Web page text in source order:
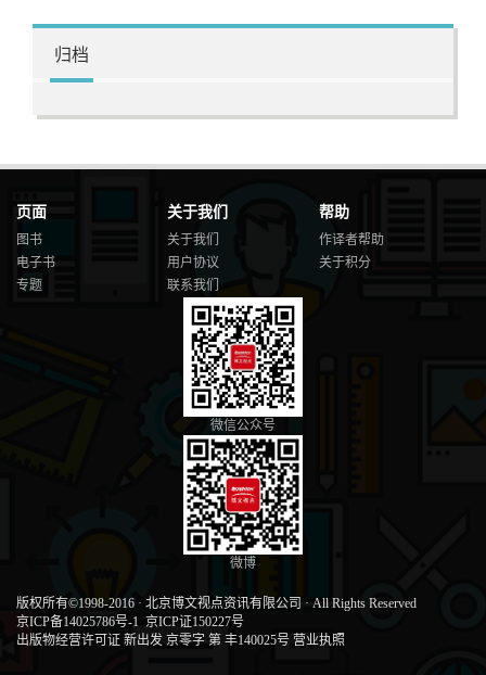
归档
页面
图书
电子书
专题
关于我们
关于我们
用户协议
联系我们
帮助
作译者帮助
关于积分
微信公众号
微博
版权所有©1998-2016 · 北京博文视点资讯有限公司 · All Rights Reserved
京ICP备14025786号-1 京ICP证150227号
出版物经营许可证 新出发 京零字 第 丰140025号 营业执照